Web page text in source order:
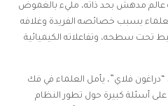
عالم مدهش بحد ذاته، مليء بالغموض
بسبب خصائصه الفريدة وغلافه
تحت سطحه، وتفاعلاته الكيميائية
فلاي”، يأمل العلماء في فك
على أسئلة كبيرة حول تطور النظام